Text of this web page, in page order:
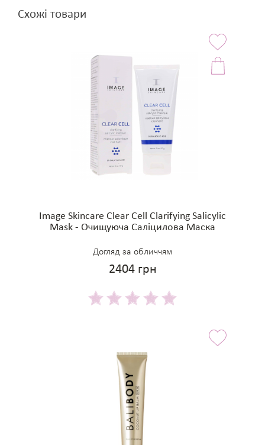
Схожі товари
Image Skincare Clear Cell Clarifying Salicylic
Mask - Очищуюча Саліцилова Маска
Догляд за обличчям
2404 грн